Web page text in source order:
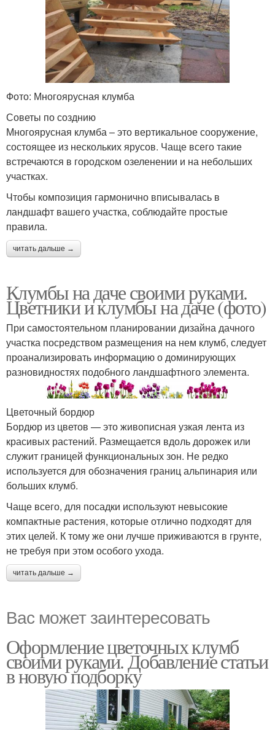
Фото: Многоярусная клумба
Советы по созднию
Многоярусная клумба – это вертикальное сооружение,
состоящее из нескольких ярусов. Чаще всего такие
встречаются в городском озеленении и на небольших
участках.
Чтобы композиция гармонично вписывалась в
ландшафт вашего участка, соблюдайте простые
правила.
читать дальше →
Клумбы на даче своими руками.
Цветники и клумбы на даче (фото)
При самостоятельном планировании дизайна дачного
участка посредством размещения на нем клумб, следует
проанализировать информацию о доминирующих
разновидностях подобного ландшафтного элемента.
Цветочный бордюр
Бордюр из цветов — это живописная узкая лента из
красивых растений. Размещается вдоль дорожек или
служит границей функциональных зон. Не редко
используется для обозначения границ альпинария или
больших клумб.
Чаще всего, для посадки используют невысокие
компактные растения, которые отлично подходят для
этих целей. К тому же они лучше приживаются в грунте,
не требуя при этом особого ухода.
читать дальше →
Вас может заинтересовать
Оформление цветочных клумб
своими руками. Добавление статьи
в новую подборку